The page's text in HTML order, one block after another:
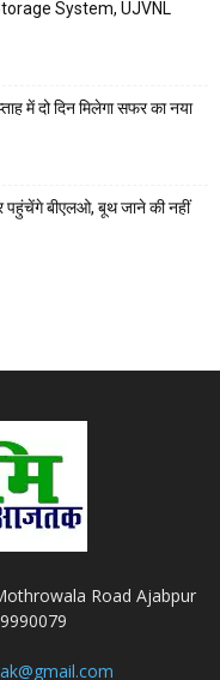
System, UJVNL
में दो दिन मिलेगा सफर का नया
पहुंचेंगे बीएलओ, बूथ जाने की नहीं
Road Ajabpur